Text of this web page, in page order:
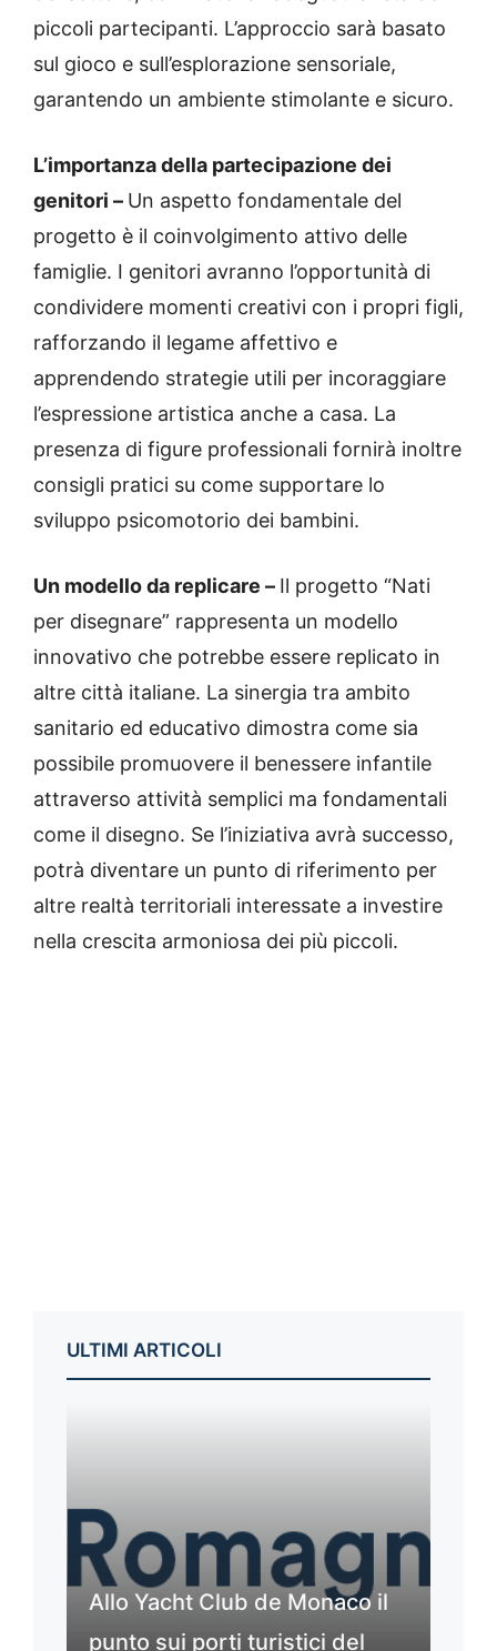
piccoli partecipanti. L’approccio sarà basato
sul gioco e sull’esplorazione sensoriale,
garantendo un ambiente stimolante e sicuro.
L’importanza della partecipazione dei
genitori – Un aspetto fondamentale del
progetto è il coinvolgimento attivo delle
famiglie. I genitori avranno l’opportunità di
condividere momenti creativi con i propri figli,
rafforzando il legame affettivo e
apprendendo strategie utili per incoraggiare
l’espressione artistica anche a casa. La
presenza di figure professionali fornirà inoltre
consigli pratici su come supportare lo
sviluppo psicomotorio dei bambini.
Un modello da replicare – Il progetto “Nati
per disegnare” rappresenta un modello
innovativo che potrebbe essere replicato in
altre città italiane. La sinergia tra ambito
sanitario ed educativo dimostra come sia
possibile promuovere il benessere infantile
attraverso attività semplici ma fondamentali
come il disegno. Se l’iniziativa avrà successo,
potrà diventare un punto di riferimento per
altre realtà territoriali interessate a investire
nella crescita armoniosa dei più piccoli.
ULTIMI ARTICOLI
Allo Yacht Club de Monaco il
punto sui porti turistici del